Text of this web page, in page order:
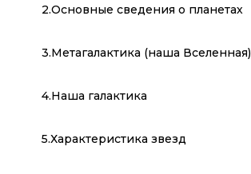
2.Основные сведения о планетах
3.Метагалактика (наша Вселенная)
4.Наша галактика
5.Характеристика звезд